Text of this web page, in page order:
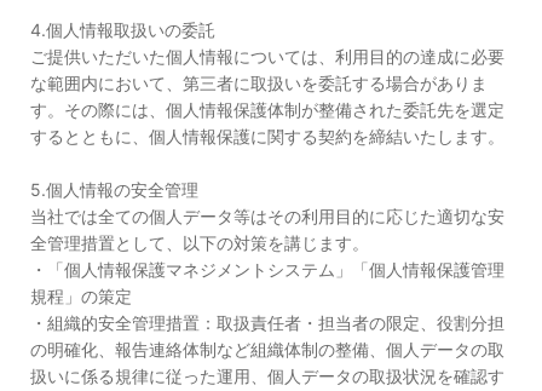
4.個人情報取扱いの委託
ご提供いただいた個人情報については、利用目的の達成に必要
な範囲内において、第三者に取扱いを委託する場合がありま
す。その際には、個人情報保護体制が整備された委託先を選定
するとともに、個人情報保護に関する契約を締結いたします。
5.個人情報の安全管理
当社では全ての個人データ等はその利用目的に応じた適切な安
全管理措置として、以下の対策を講じます。
・「個人情報保護マネジメントシステム」「個人情報保護管理
規程」の策定
・組織的安全管理措置：取扱責任者・担当者の限定、役割分担
の明確化、報告連絡体制など組織体制の整備、個人データの取
扱いに係る規律に従った運用、個人データの取扱状況を確認す